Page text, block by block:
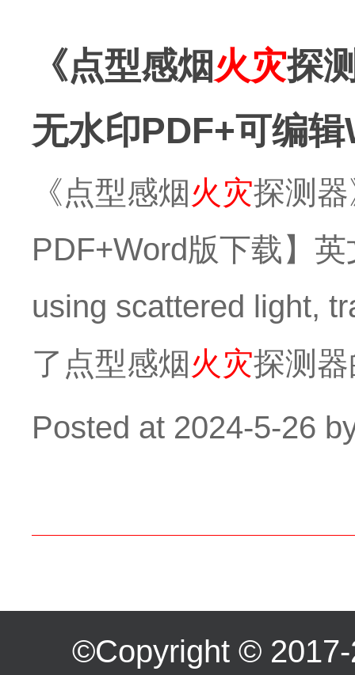
《点型感烟 火灾探
无水印PDF+可编
《点型感烟火灾探测
PDF+Word版下载】
using scattered light,
了点型感烟火灾探测
Posted at 2024-5-26
©Copyright ©